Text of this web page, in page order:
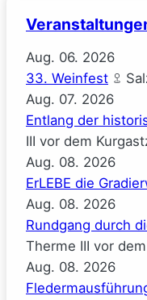
Aug. 06. 2026
33. Weinfest
Aug. 07. 2026
Entlang der
III vor dem
Aug. 08. 2026
ErLEBE die
Aug. 08. 2026
Rundgang durch
Therme III vor
Aug. 08. 2026